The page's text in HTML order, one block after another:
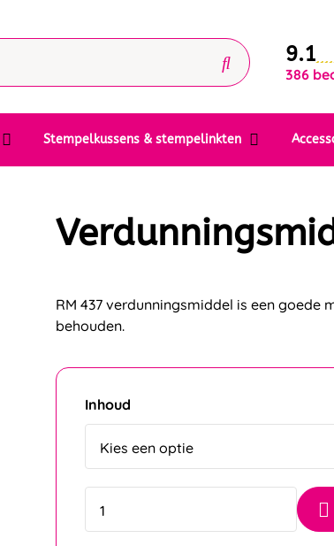
9.1
386
Stempelkussens & stempelinkten
behouden.
Vóór 15.00 uur besteld, zelfde